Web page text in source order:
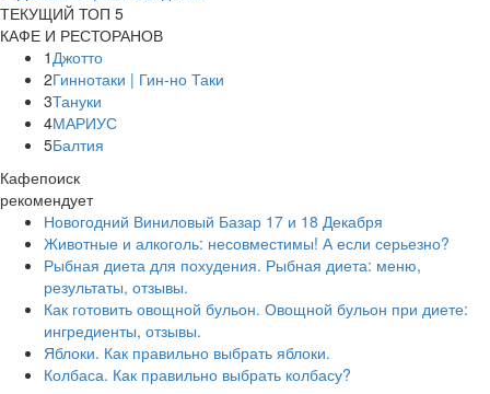
ТЕКУЩИЙ ТОП 5
КАФЕ И РЕСТОРАНОВ
1 Джотто
2Гиннотаки | Гин-но Таки
3Тануки
4МАРИУС
5Балтия
Кафепоиск
рекомендует
Новогодний Виниловый Базар 17 и 18 Декабря
Животные и алкоголь: несовместимы! А если серьезно?
Рыбная диета для похудения. Рыбная диета: меню,
результаты, отзывы.
Как готовить овощной бульон. Овощной бульон при диете:
ингредиенты, отзывы.
Яблоки. Как правильно выбрать яблоки.
Колбаса. Как правильно выбрать колбасу?